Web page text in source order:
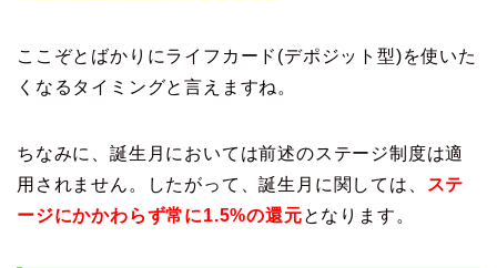
ここぞとばかりにライフカード(デポジット型)を使いた
くなるタイミングと言えますね。
ちなみに、誕生月においては前述のステージ制度は適
用されません。したがって、誕生月に関しては、
ステ
ージにかかわらず常に1.5%の還元となります。